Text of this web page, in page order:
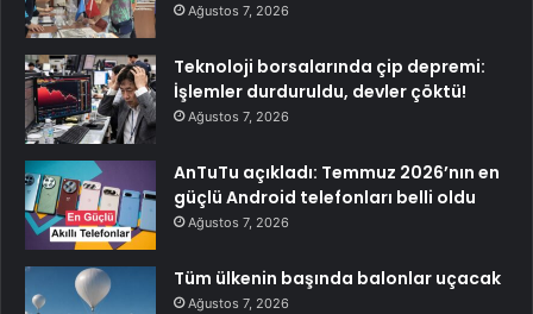
Ağustos 7, 2026
Teknoloji borsalarında çip depremi:
İşlemler durduruldu, devler çöktü!
Ağustos 7, 2026
AnTuTu açıkladı: Temmuz 2026’nın en
güçlü Android telefonları belli oldu
Ağustos 7, 2026
Tüm ülkenin başında balonlar uçacak
Ağustos 7, 2026